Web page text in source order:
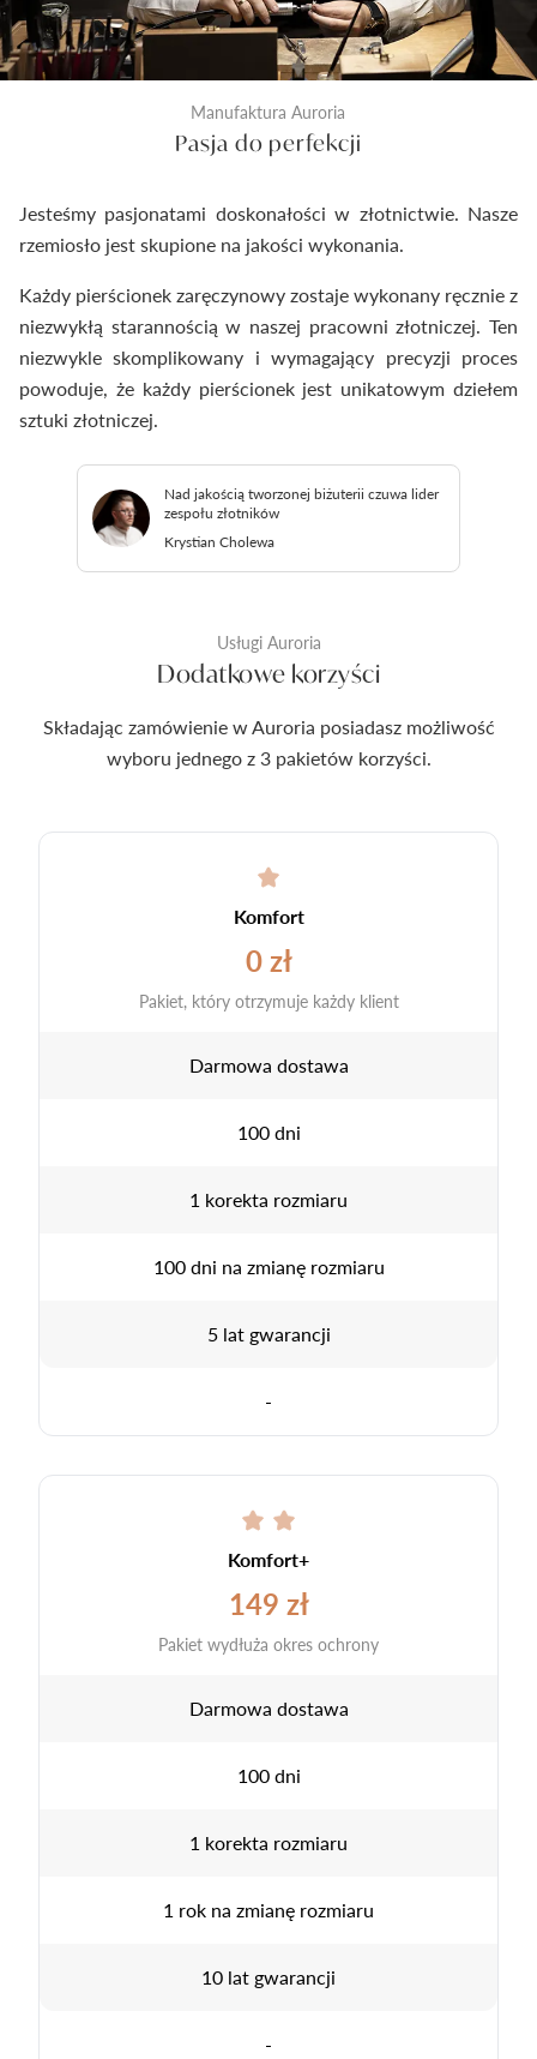
Manufaktura Auroria
Pasja do perfekcji
Jesteśmy pasjonatami doskonałości w złotnictwie. Nasze
rzemiosło jest skupione na jakości wykonania.
Każdy pierścionek zaręczynowy zostaje wykonany ręcznie z
niezwykłą starannością w naszej pracowni złotniczej. Ten
niezwykle skomplikowany i wymagający precyzji proces
powoduje, że każdy pierścionek jest unikatowym dziełem
sztuki złotniczej.
Nad jakością tworzonej biżuterii czuwa lider
zespołu złotników
Krystian Cholewa
Usługi Auroria
Dodatkowe korzyści
Składając zamówienie w Auroria posiadasz możliwość
wyboru jednego z 3 pakietów korzyści.
Komfort
0 zł
Pakiet, który otrzymuje każdy klient
Darmowa dostawa
100 dni
1 korekta rozmiaru
100 dni na zmianę rozmiaru
5 lat gwarancji
-
Komfort+
149 zł
Pakiet wydłuża okres ochrony
Darmowa dostawa
100 dni
1 korekta rozmiaru
1 rok na zmianę rozmiaru
10 lat gwarancji
-